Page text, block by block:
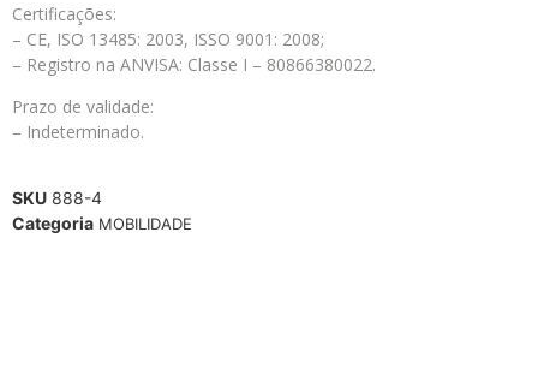
Certificações:
– CE, ISO 13485: 2003, ISSO 9001: 2008;
– Registro na ANVISA: Classe I – 80866380022.
Prazo de validade:
– Indeterminado.
SKU 888-4
Categoria MOBILIDADE